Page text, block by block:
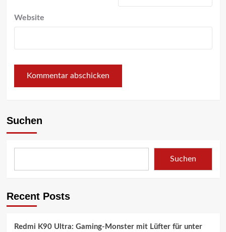
Website
Suchen
Suchen
Recent Posts
Redmi K90 Ultra: Gaming-Monster mit Lüfter für unter